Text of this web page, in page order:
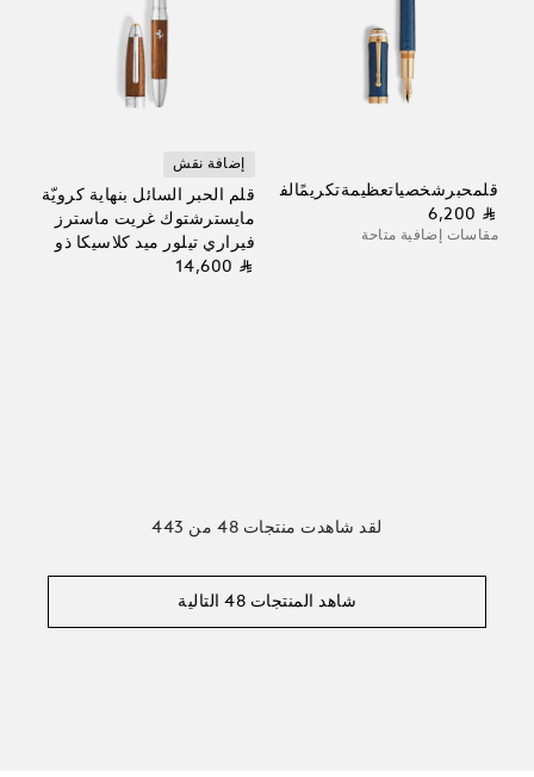
قلمحبرشخصياتعظيمةتكريمًالفرقةكوينإصدارخاص
⃁ 6,200
مقاسات إضافية متاحة
إضافة نقش
قلم الحبر السائل بنهاية كرويّة
مايسترشتوك غريت ماسترز
فيراري تيلور ميد كلاسيكا ذو
الإصدار الخاص
⃁ 14,600
لقد شاهدت منتجات 48 من 443
شاهد المنتجات 48 التالية